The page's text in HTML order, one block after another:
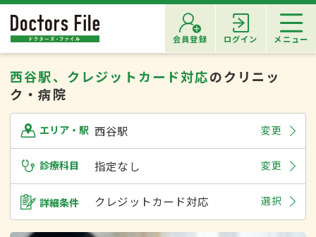
会員登録 ログイン メニュー
西谷駅、クレジットカード対応のクリニッ
ク・病院
エリア・駅 西谷駅 変更
診療科目 指定なし 変更
詳細条件 クレジットカード対応 選択